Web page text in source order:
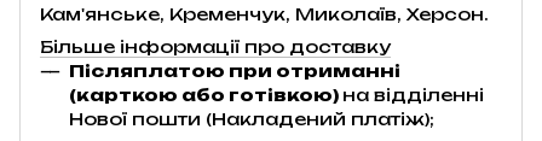
Кам'янське, Кременчук, Миколаїв, Херсон.
Більше інформації про доставку
Післяплатою при отриманні
(карткою або готівкою) на відділенні
Нової пошти (Накладений платіж);